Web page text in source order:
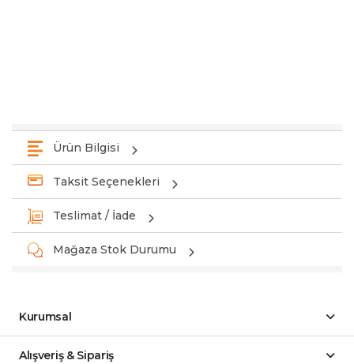
Ürün Bilgisi
Taksit Seçenekleri
Teslimat / İade
Mağaza Stok Durumu
Kurumsal
Alışveriş & Sipariş